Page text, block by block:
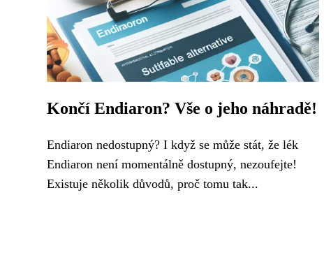
Končí Endiaron? Vše o jeho náhradě!
Endiaron nedostupný? I když se může stát, že lék
Endiaron není momentálně dostupný, nezoufejte!
Existuje několik důvodů, proč tomu tak...